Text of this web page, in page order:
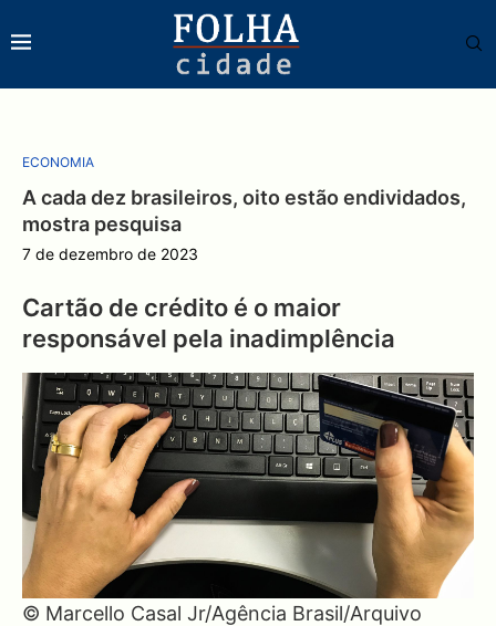
ECONOMIA
A cada dez brasileiros, oito estão endividados,
mostra pesquisa
7 de dezembro de 2023
Cartão de crédito é o maior
responsável pela inadimplência
© Marcello Casal Jr/Agência Brasil/Arquivo